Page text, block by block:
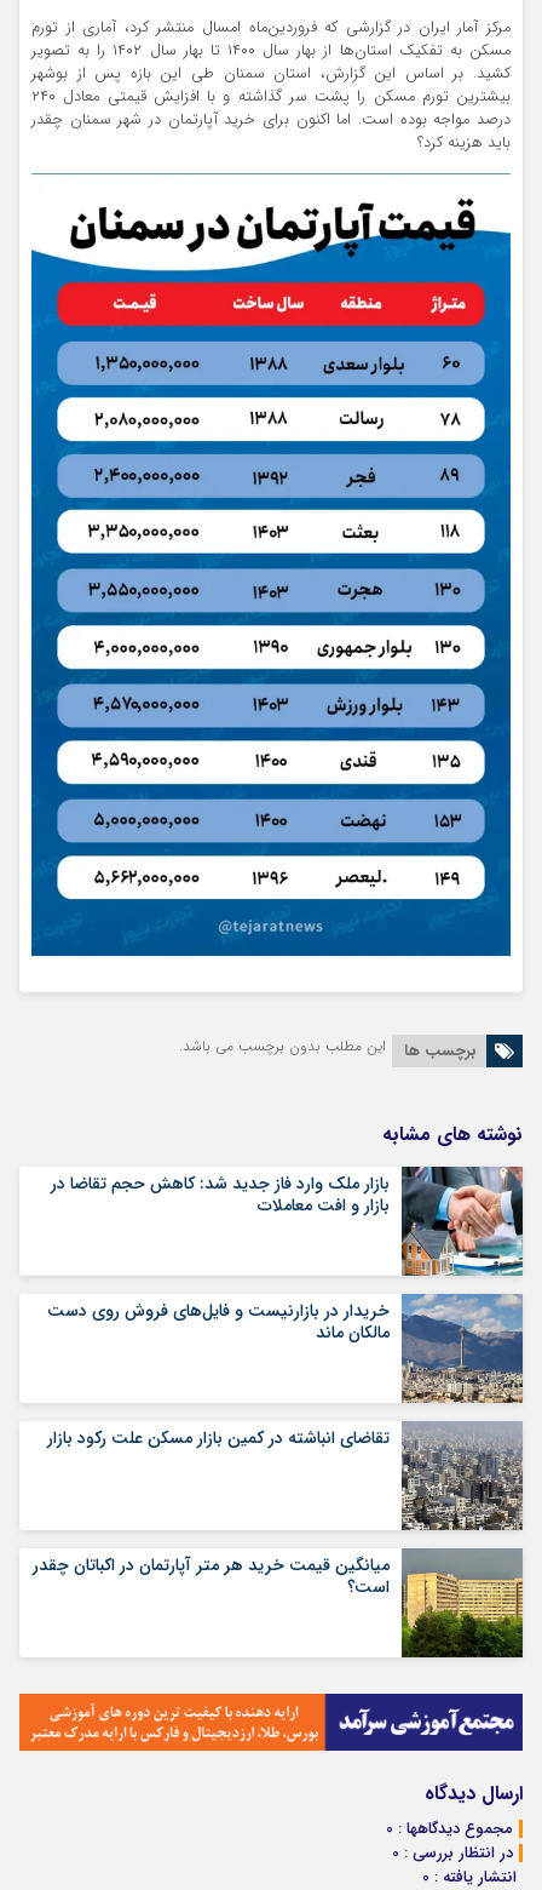
مرکز آمار ایران در گزارشی که فروردین‌ماه امسال منتشر کرد، آماری از تورم
مسکن به تفکیک استان‌ها از بهار سال ۱۴۰۰ تا بهار سال ۱۴۰۲ را به تصویر
کشید. بر اساس این گزارش، استان سمنان طی این بازه پس از بوشهر
بیشترین تورم مسکن را پشت سر گذاشته و با افزایش قیمتی معادل ۲۴۰
درصد مواجه بوده است. اما اکنون برای خرید آپارتمان در شهر سمنان چقدر
باید هزینه کرد؟
برچسب ها این مطلب بدون برچسب می باشد.
نوشته های مشابه
بازار ملک وارد فاز جدید شد: کاهش حجم تقاضا در
بازار و افت معاملات
خریدار در بازارنیست و فایل‌های فروش روی دست
مالکان ماند
تقاضای انباشته در کمین بازار مسکن علت رکود بازار
میانگین قیمت خرید هر متر آپارتمان در اکباتان چقدر
است؟
ارسال دیدگاه
مجموع دیدگاهها : 0
در انتظار بررسی : 0
انتشار یافته : 0